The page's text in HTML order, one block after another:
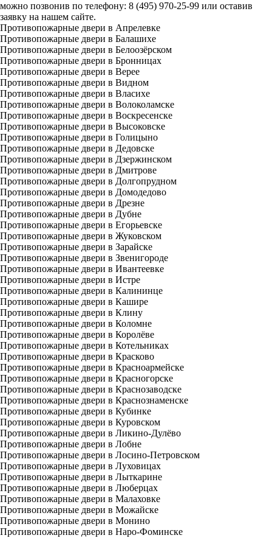
можно позвонив по телефону: 8 (495) 970-25-99 или оставив
заявку на нашем сайте.
Противопожарные двери в Апрелевке
Противопожарные двери в Балашихе
Противопожарные двери в Белоозёрском
Противопожарные двери в Бронницах
Противопожарные двери в Верее
Противопожарные двери в Видном
Противопожарные двери в Власихе
Противопожарные двери в Волоколамске
Противопожарные двери в Воскресенске
Противопожарные двери в Высоковске
Противопожарные двери в Голицыно
Противопожарные двери в Дедовске
Противопожарные двери в Дзержинском
Противопожарные двери в Дмитрове
Противопожарные двери в Долгопрудном
Противопожарные двери в Домодедово
Противопожарные двери в Дрезне
Противопожарные двери в Дубне
Противопожарные двери в Егорьевске
Противопожарные двери в Жуковском
Противопожарные двери в Зарайске
Противопожарные двери в Звенигороде
Противопожарные двери в Ивантеевке
Противопожарные двери в Истре
Противопожарные двери в Калининце
Противопожарные двери в Кашире
Противопожарные двери в Клину
Противопожарные двери в Коломне
Противопожарные двери в Королёве
Противопожарные двери в Котельниках
Противопожарные двери в Красково
Противопожарные двери в Красноармейске
Противопожарные двери в Красногорске
Противопожарные двери в Краснозаводске
Противопожарные двери в Краснознаменске
Противопожарные двери в Кубинке
Противопожарные двери в Куровском
Противопожарные двери в Ликино-Дулёво
Противопожарные двери в Лобне
Противопожарные двери в Лосино-Петровском
Противопожарные двери в Луховицах
Противопожарные двери в Лыткарине
Противопожарные двери в Люберцах
Противопожарные двери в Малаховке
Противопожарные двери в Можайске
Противопожарные двери в Монино
Противопожарные двери в Наро-Фоминске